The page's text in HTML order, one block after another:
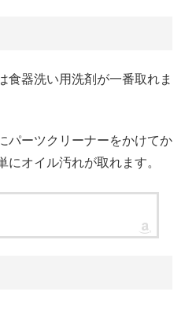
食器洗い用洗剤が一番取れま
パーツクリーナーをかけてか
にオイル汚れが取れます。